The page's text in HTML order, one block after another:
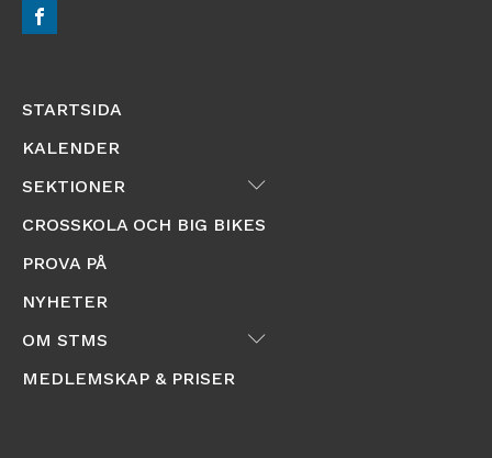
STARTSIDA
KALENDER
SEKTIONER
Submenu
CROSSKOLA OCH BIG BIKES
PROVA PÅ
NYHETER
OM STMS
Submenu
MEDLEMSKAP & PRISER